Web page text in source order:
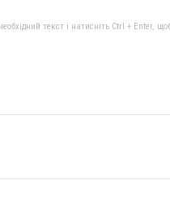
текст і натисніть Ctrl + Enter,